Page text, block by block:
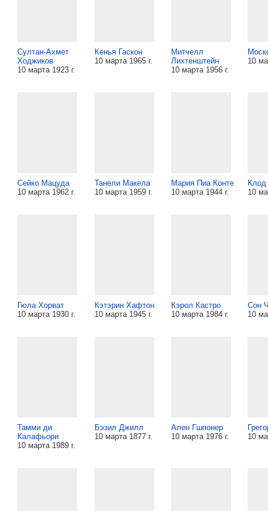
Султан-Ахмет
Ходжиков
10 марта 1923 г.
Кенья Гаскон
10 марта 1965 г.
Митчелл
Лихтенштейн
10 марта 1956 г.
10
Сейко Мацуда
10 марта 1962 г.
Танели Макела
10 марта 1959 г.
Мария Пиа Конте
10 марта 1944 г.
10
Гюла Хорват
10 марта 1930 г.
Кэтэрин Хафтон
10 марта 1945 г.
Кэрол Кастро
10 марта 1984 г.
Сон
10
Тамми ди
Калафьори
10 марта 1989 г.
Бэзил Джилл
10 марта 1877 г.
Ален Гшпонер
10 марта 1976 г.
10